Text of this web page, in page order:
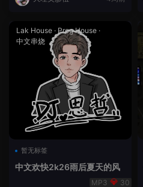
Lak House · Prog House ·
中文串烧
暂无标签
中文欢快2k26雨后夏天的风
30